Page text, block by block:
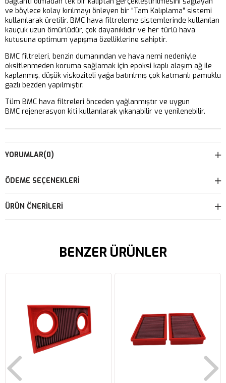
ve böylece kolay kırılmayı önleyen bir “Tam Kalıplama” sistemi
kullanılarak üretilir. BMC hava filtreleme sistemlerinde kullanılan
kauçuk uzun ömürlüdür, çok dayanıklıdır ve her türlü hava
kutusuna optimum yapışma özelliklerine sahiptir.
BMC filtreleri, benzin dumanından ve hava nemi nedeniyle
oksitlenmeden koruma sağlamak için epoksi kaplı alaşım ağ ile
kaplanmış, düşük viskoziteli yağa batırılmış çok katmanlı pamuklu
gazlı bezden yapılmıştır.
Tüm BMC hava filtreleri önceden yağlanmıştır ve uygun
BMC rejenerasyon kiti kullanılarak yıkanabilir ve yenilenebilir.
YORUMLAR(0)
ÖDEME SEÇENEKLERI
ÜRÜN ÖNERILERI
BENZER ÜRÜNLER